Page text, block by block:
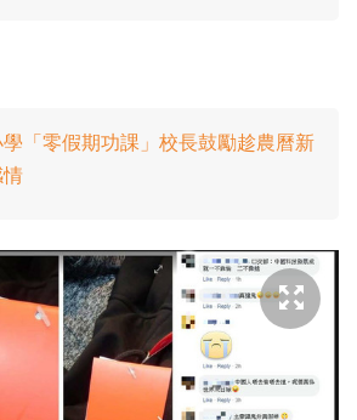
「零假期功課」校長鼓勵趁農曆新
情